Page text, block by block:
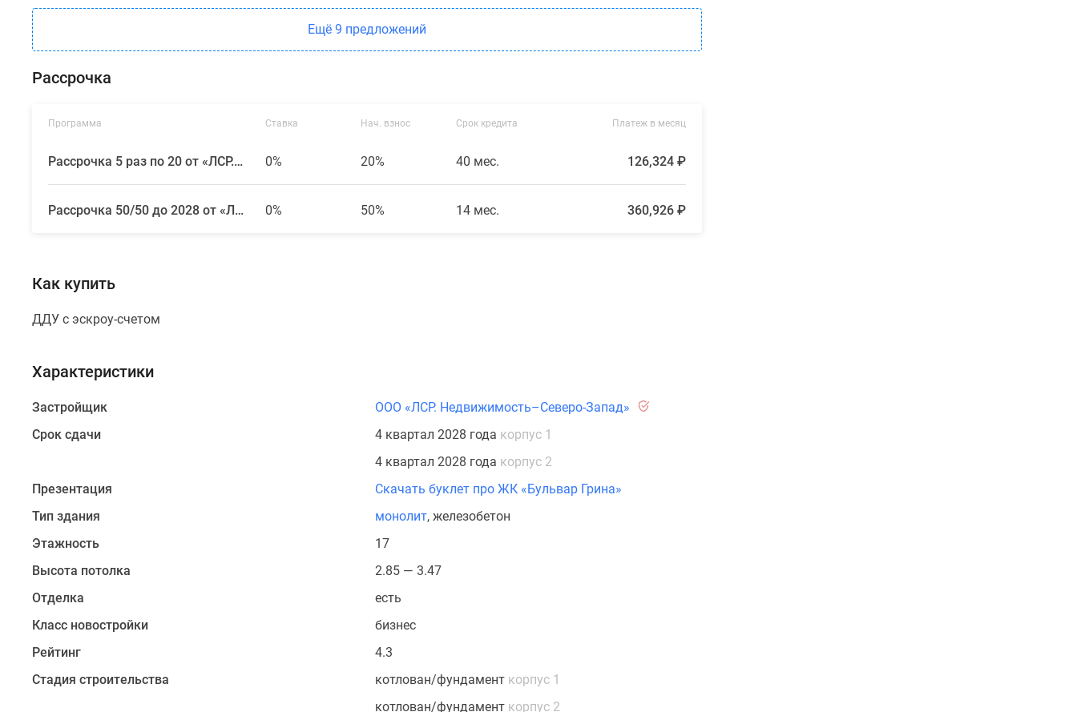
благодаря
чему
дорога
аэропорта
вокзала
занимает
В
парадных
с
дизайном
порогов
и
они
удобны
гостей
и
разных
возрастов.
отделке
входных
Ещё 9 предложений
Рассрочка
Программа
Рассрочка 5 раз по 20 от «ЛСР. Недвижимость — Северо-Запад»
Ставка
0%
Нач. взнос
20%
Срок кредита
40 мес.
Платеж в месяц
126,324 ₽
Рассрочка 50/50 до 2028 от «ЛСР. Недвижимость — Северо-Запад» 0% 50% 14 мес. 360,926 ₽
Как купить
ДДУ с эскроу-счетом
Характеристики
Застройщик
ООО «ЛСР. Недвижимость–Северо-Запад»
Срок сдачи
4 квартал 2028 года корпус 1
4 квартал 2028 года корпус 2
Презентация
Скачать буклет про ЖК «Бульвар Грина»
Тип здания
монолит, железобетон
Этажность
17
Высота потолка
2.85 — 3.47
Отделка
есть
Класс новостройки
бизнес
Рейтинг
4.3
Стадия строительства
котлован/фундамент корпус 1
котлован/фундамент корпус 2